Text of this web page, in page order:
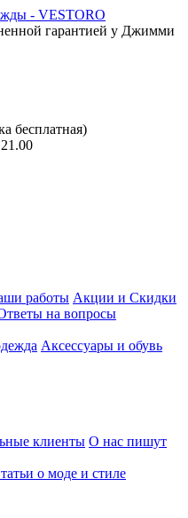
гарантией у Джимми
бесплатная)
работы Акции и Скидки
на вопросы
Аксессуары и обувь
клиенты О нас пишут
о моде и стиле